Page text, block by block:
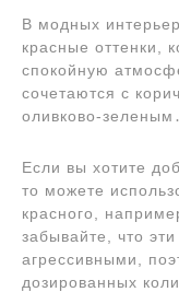
В модных
красные оттенки,
спокойную
сочетаются с
оливково-зеленым․
Если вы хотите
то можете
красного,
забывайте, что
агрессивными,
дозированных